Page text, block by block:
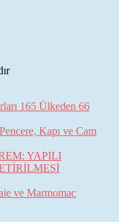
165 Ülkeden 66
Kapı ve Cam
YAPILI
ve Marmomac